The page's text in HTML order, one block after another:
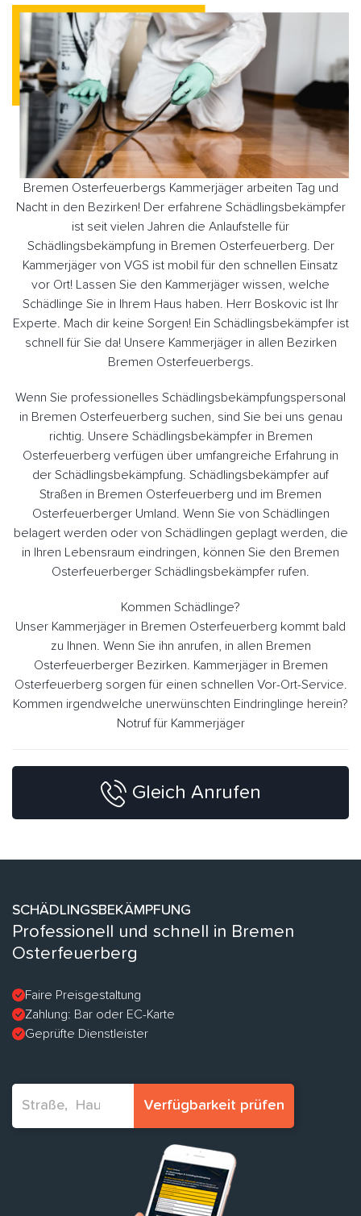
Bremen Osterfeuerbergs Kammerjäger arbeiten Tag und
Nacht in den Bezirken! Der erfahrene Schädlingsbekämpfer
ist seit vielen Jahren die Anlaufstelle für
Schädlingsbekämpfung in Bremen Osterfeuerberg. Der
Kammerjäger von VGS ist mobil für den schnellen Einsatz
vor Ort! Lassen Sie den Kammerjäger wissen, welche
Schädlinge Sie in Ihrem Haus haben. Herr Boskovic ist Ihr
Experte. Mach dir keine Sorgen! Ein Schädlingsbekämpfer ist
schnell für Sie da! Unsere Kammerjäger in allen Bezirken
Bremen Osterfeuerbergs.
Wenn Sie professionelles Schädlingsbekämpfungspersonal
in Bremen Osterfeuerberg suchen, sind Sie bei uns genau
richtig. Unsere Schädlingsbekämpfer in Bremen
Osterfeuerberg verfügen über umfangreiche Erfahrung in
der Schädlingsbekämpfung. Schädlingsbekämpfer auf
Straßen in Bremen Osterfeuerberg und im Bremen
Osterfeuerberger Umland. Wenn Sie von Schädlingen
belagert werden oder von Schädlingen geplagt werden, die
in Ihren Lebensraum eindringen, können Sie den Bremen
Osterfeuerberger Schädlingsbekämpfer rufen.
Kommen Schädlinge?
Unser Kammerjäger in Bremen Osterfeuerberg kommt bald
zu Ihnen. Wenn Sie ihn anrufen, in allen Bremen
Osterfeuerberger Bezirken. Kammerjäger in Bremen
Osterfeuerberg sorgen für einen schnellen Vor-Ort-Service.
Kommen irgendwelche unerwünschten Eindringlinge herein?
Notruf für Kammerjäger
Gleich Anrufen
SCHÄDLINGSBEKÄMPFUNG
Professionell und schnell in Bremen
Osterfeuerberg
Faire Preisgestaltung
Zahlung: Bar oder EC-Karte
Geprüfte Dienstleister
Verfügbarkeit prüfen